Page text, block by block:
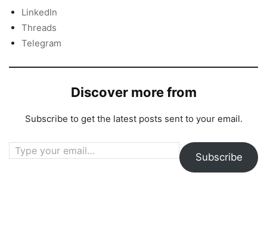
LinkedIn
Threads
Telegram
Discover more from
Subscribe to get the latest posts sent to your email.
Type your email…
Subscribe